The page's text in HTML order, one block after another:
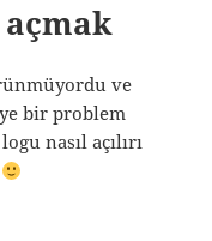
ve
bir problem
nasıl açılırı